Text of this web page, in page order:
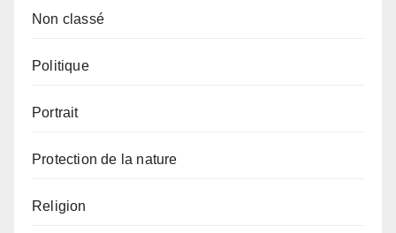
Non classé
Politique
Portrait
Protection de la nature
Religion